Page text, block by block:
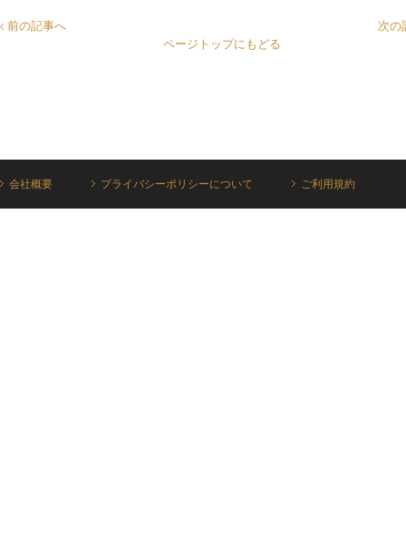
前の記事へ
次の
ページトップにもどる
会社概要 プライバシーポリシーについて ご利用規約